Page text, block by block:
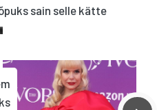
sain selle kätte